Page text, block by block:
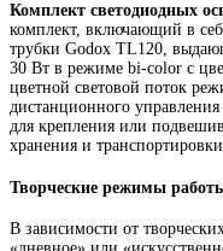
Комплект светодиодных
комплект, включающий в
трубки Godox TL120,
30 Вт в режиме bi-color с
цветной световой поток
дистанционного
для крепления или
хранения и
Творческие режимы
В зависимости от